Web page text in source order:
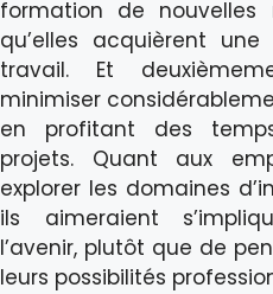
formation de nouvelles
qu’elles acquièrent
travail. Et
minimiser
en profitant des
projets. Quant aux
explorer les domaines
ils aimeraient
l’avenir, plutôt que de
leurs possibilités